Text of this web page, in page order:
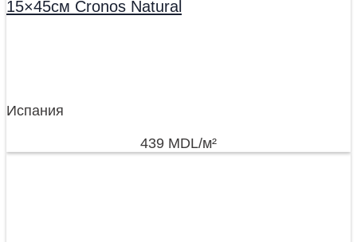
15×45см Cronos Natural
Испания
439 MDL/м²